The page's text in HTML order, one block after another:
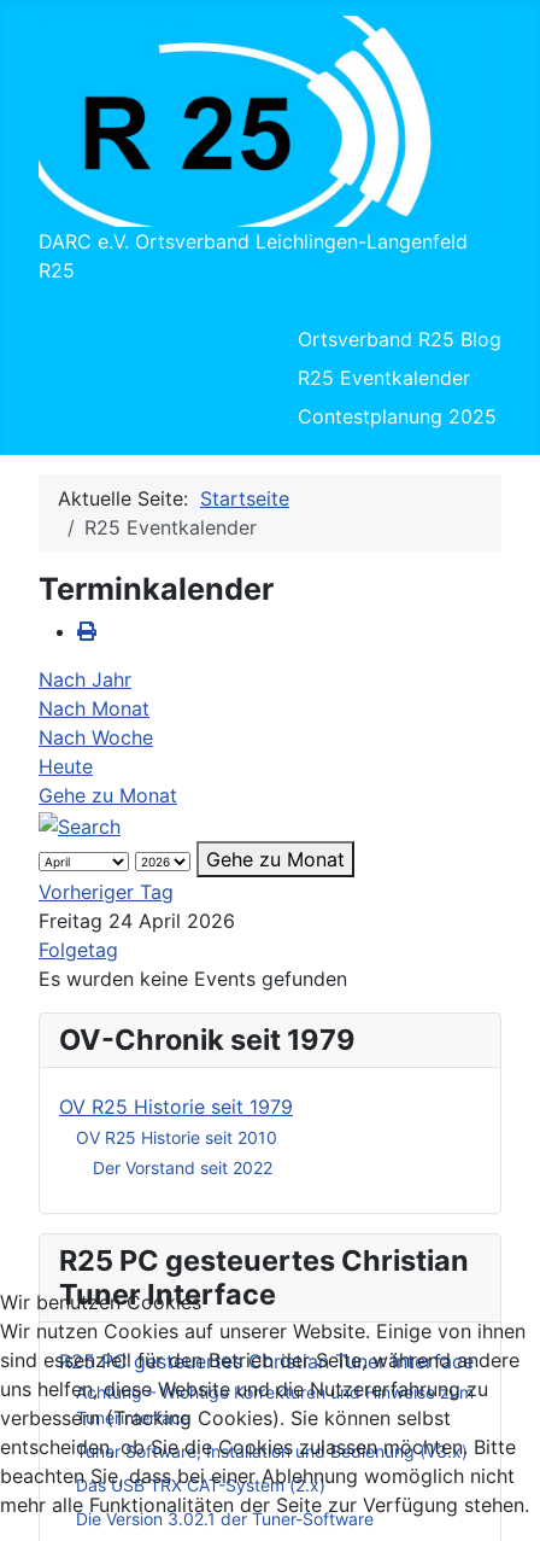
DARC e.V. Ortsverband Leichlingen-Langenfeld
R25
Ortsverband R25 Blog
R25 Eventkalender
Contestplanung 2025
OV-Chronik seit 1979
OV R25 Historie seit 1979
OV R25 Historie seit 2010
Der Vorstand seit 2022
R25 PC gesteuertes Christian
Tuner Interface
R25 PC gesteuertes Christian Tuner Interface
Achtung – Wichtige Korrekturen und Hinweise zum
Tunerinterface
Tuner Software, Installation und Bedienung (V3.x)
Das USB TRX CAT-System (2.x)
Die Version 3.02.1 der Tuner-Software
Aktuelle Seite: Startseite
R25 Eventkalender
Terminkalender
Nach Jahr
Nach Monat
Nach Woche
Heute
Gehe zu Monat
Gehe zu Monat
Vorheriger Tag
Freitag 24 April 2026
Folgetag
Es wurden keine Events gefunden
Wir benutzen Cookies
Wir nutzen Cookies auf unserer Website. Einige von ihnen
sind essenziell für den Betrieb der Seite, während andere
uns helfen, diese Website und die Nutzererfahrung zu
verbessern (Tracking Cookies). Sie können selbst
entscheiden, ob Sie die Cookies zulassen möchten. Bitte
beachten Sie, dass bei einer Ablehnung womöglich nicht
mehr alle Funktionalitäten der Seite zur Verfügung stehen.